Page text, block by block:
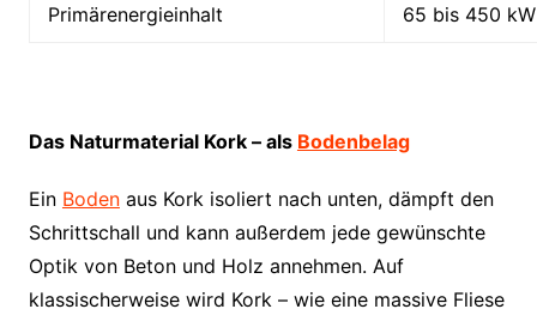
Primärenergieinhalt 65 bis 450
Das Naturmaterial Kork – als Bodenbelag
Ein Bodenaus Kork isoliert nach unten, dämpft den
Schrittschall und kann außerdem jede gewünschte
Optik von Beton und Holz annehmen. Auf
klassischerweise wird Kork – wie eine massive Fliese